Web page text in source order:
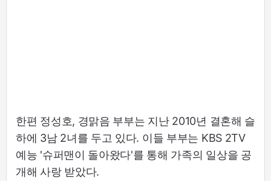
한편 정성호, 경맑음 부부는 지난 2010년 결혼해 슬
하에 3남 2녀를 두고 있다. 이들 부부는 KBS 2TV
예능 '슈퍼맨이 돌아왔다'를 통해 가족의 일상을 공
개해 사랑 받았다.